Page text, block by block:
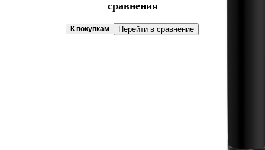
сравнения
К покупкам Перейти в сравнение